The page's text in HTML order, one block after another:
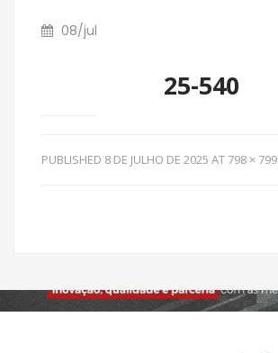
08/jul
25-540
PUBLISHED 8 DE JULHO DE 2025 AT 798 × 799